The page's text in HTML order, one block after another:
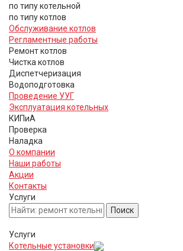
по типу котельной
по типу котлов
Обслуживание котлов
Регламентные работы
Ремонт котлов
Чистка котлов
Диспетчеризация
Водоподготовка
Проведение УУГ
Эксплуатация котельных
КИПиА
Проверка
Наладка
О компании
Наши работы
Акции
Контакты
Услуги
Услуги
Котельные установки